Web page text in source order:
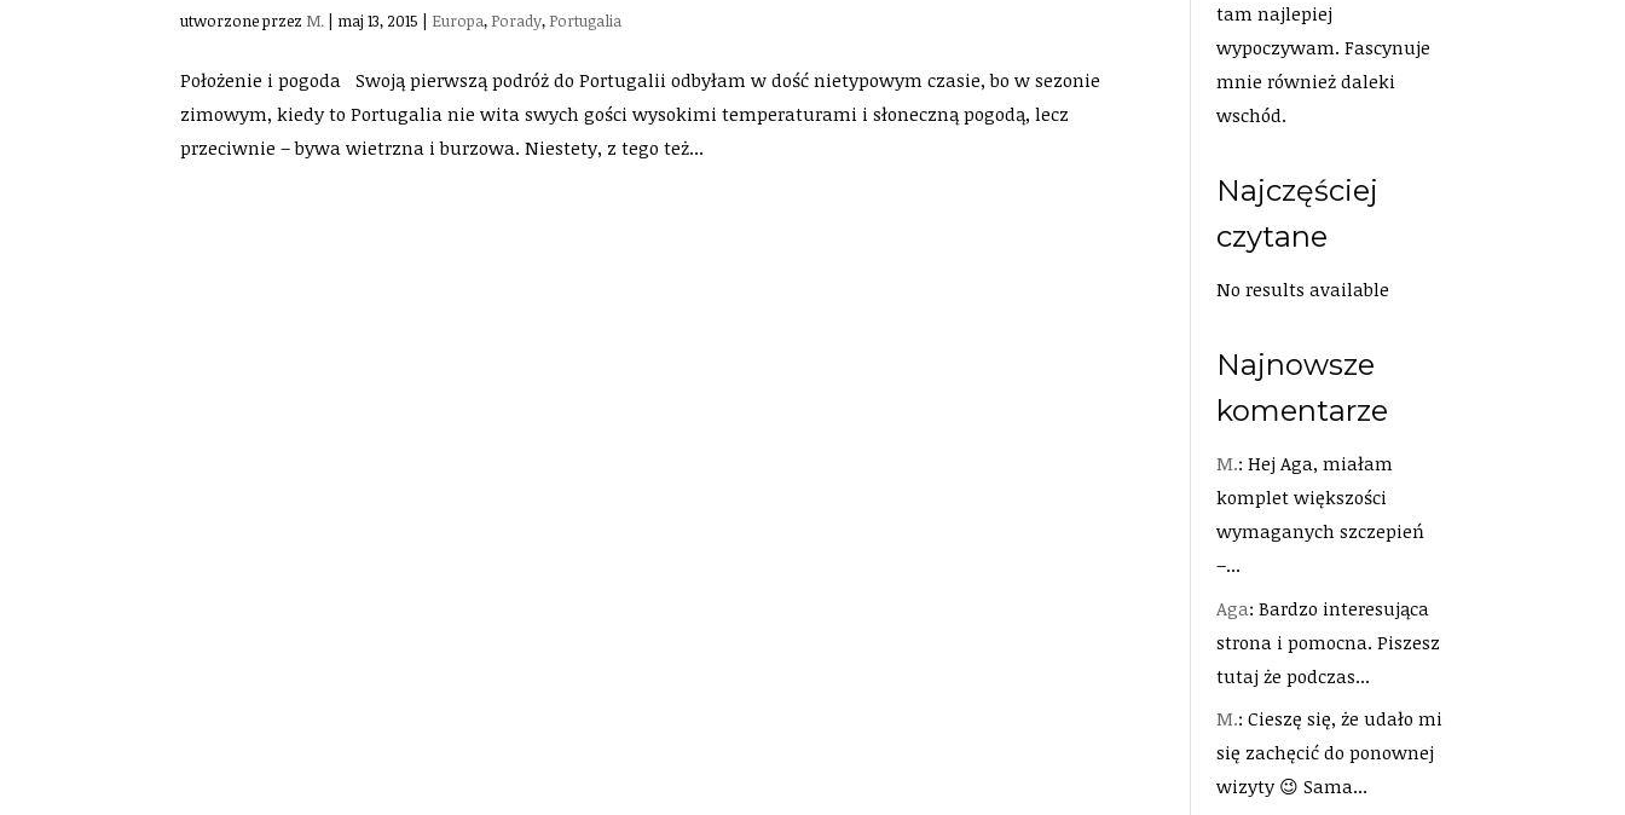
utworzone przez M. | maj 13, 2015 | Europa, Porady, Portugalia
Położenie i pogoda Swoją pierwszą podróż do Portugalii odbyłam w dość nietypowym czasie, bo w sezonie
zimowym, kiedy to Portugalia nie wita swych gości wysokimi temperaturami i słoneczną pogodą, lecz
przeciwnie – bywa wietrzna i burzowa. Niestety, z tego też...
tam najlepiej
wypoczywam. Fascynuje
mnie również daleki
wschód.
Najczęściej
czytane
No results available
Najnowsze
komentarze
M.: Hej Aga, miałam
komplet większości
wymaganych szczepień
–...
Aga: Bardzo interesująca
strona i pomocna. Piszesz
tutaj że podczas...
M.: Cieszę się, że udało mi
się zachęcić do ponownej
wizyty 😉 Sama...